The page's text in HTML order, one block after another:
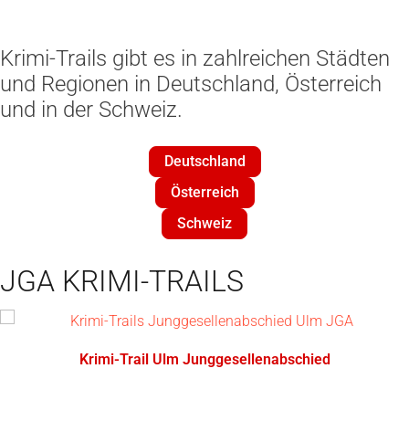
Krimi-Trails gibt es in zahlreichen Städten
und Regionen in Deutschland, Österreich
und in der Schweiz.
Deutschland
Österreich
Schweiz
JGA KRIMI-TRAILS
Krimi-Trail Ulm Junggesellenabschied